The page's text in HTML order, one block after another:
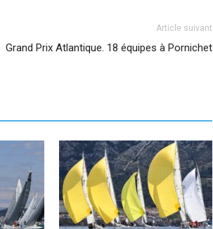
Article suivant
Grand Prix Atlantique. 18 équipes à Pornichet